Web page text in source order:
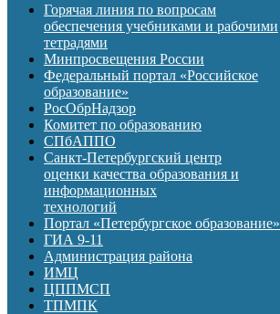
Горячая линия по вопросам
обеспечения учебниками и рабочими
тетрадями
Минпросвещения России
Федеральный портал «Российское
образование»
РосОбрНадзор
Комитет по образованию
СПбАППО
Санкт-Петербургский центр
оценки качества образования и
информационных
технологий
Портал «Петербургское образование»
ГИА 9-11
Администрация района
ИМЦ
ЦППМСП
ТПМПК